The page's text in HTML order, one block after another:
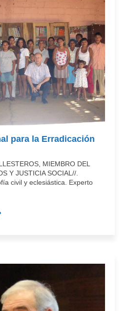
para la Erradicación
MIEMBRO DEL
Y JUSTICIA SOCIAL//.
civil y eclesiástica. Experto